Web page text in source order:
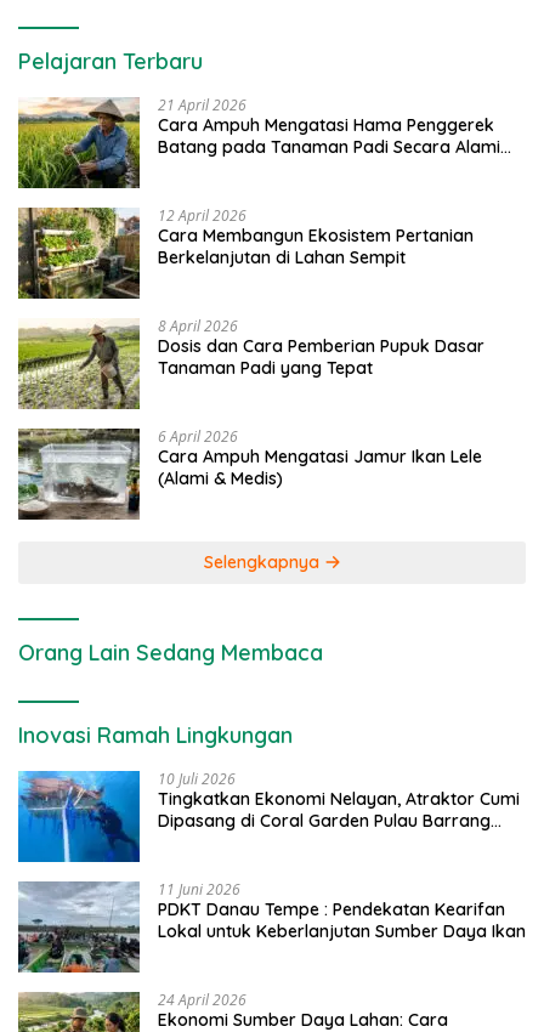
Pelajaran Terbaru
21 April 2026
Cara Ampuh Mengatasi Hama Penggerek
Batang pada Tanaman Padi Secara Alami
12 April 2026
Cara Membangun Ekosistem Pertanian
Berkelanjutan di Lahan Sempit
8 April 2026
Dosis dan Cara Pemberian Pupuk Dasar
Tanaman Padi yang Tepat
6 April 2026
Cara Ampuh Mengatasi Jamur Ikan Lele
(Alami & Medis)
Selengkapnya
Orang Lain Sedang Membaca
Inovasi Ramah Lingkungan
10 Juli 2026
Tingkatkan Ekonomi Nelayan, Atraktor Cumi
Dipasang di Coral Garden Pulau Barrang
11 Juni 2026
PDKT Danau Tempe : Pendekatan Kearifan
Lokal untuk Keberlanjutan Sumber Daya Ikan
24 April 2026
Ekonomi Sumber Daya Lahan: Cara